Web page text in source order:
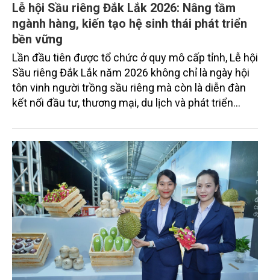
Lễ hội Sầu riêng Đắk Lắk 2026: Nâng tầm
ngành hàng, kiến tạo hệ sinh thái phát triển
bền vững
Lần đầu tiên được tổ chức ở quy mô cấp tỉnh, Lễ hội
Sầu riêng Đắk Lắk năm 2026 không chỉ là ngày hội
tôn vinh người trồng sầu riêng mà còn là diễn đàn
kết nối đầu tư, thương mại, du lịch và phát triển
Lắk - Kết nối vươn xa", chuỗi 17 hoạt động của lễ hội
được kỳ vọng tạo động lực quảng bá thương hiệu,
mở rộng thị trường xuất khẩu và từng bước hình
thành hệ sinh thái sầu riêng phát triển bền vững.